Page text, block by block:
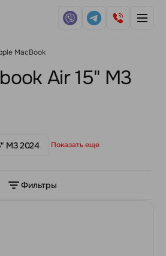
MacBook
Air 15" M3
M3 2024 Показать еще
Фильтры